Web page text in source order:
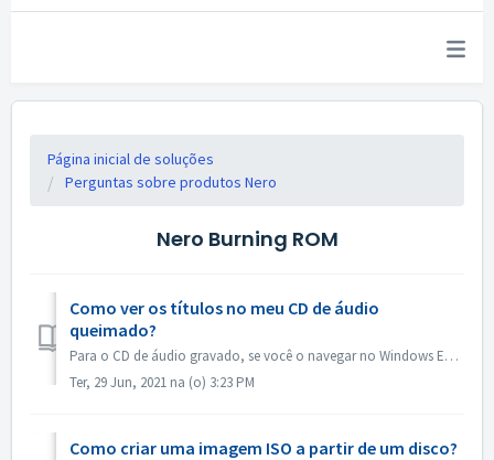
Página inicial de soluções
Perguntas sobre produtos Nero
Nero Burning ROM
Como ver os títulos no meu CD de áudio
queimado?
Para o CD de áudio gravado, se você o navegar no Windows Explorer, ele aparecerá como faixa 01, faixa 02. Isto é o esperado: Se você tocar com um toc...
Ter, 29 Jun, 2021 na (o) 3:23 PM
Como criar uma imagem ISO a partir de um disco?